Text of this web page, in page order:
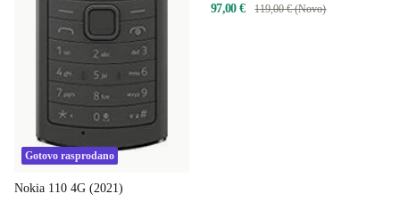
Gotovo rasprodano
Nokia 110 4G (2021)
97,00 € 119,00 € (Novo)